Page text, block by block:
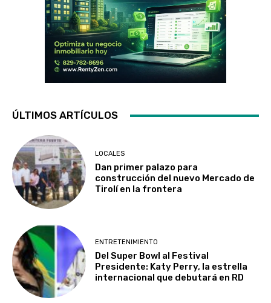
ÚLTIMOS ARTÍCULOS
LOCALES
Dan primer palazo para
construcción del nuevo Mercado de
Tirolí en la frontera
ENTRETENIMIENTO
Del Super Bowl al Festival
Presidente: Katy Perry, la estrella
internacional que debutará en RD